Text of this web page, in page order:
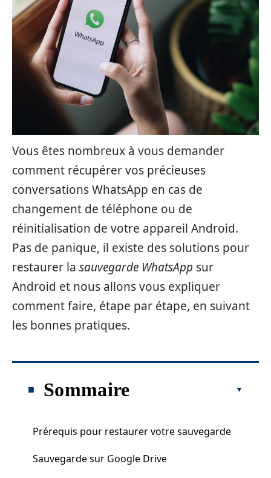
Vous êtes nombreux à vous demander
comment récupérer vos précieuses
conversations WhatsApp en cas de
changement de téléphone ou de
réinitialisation de votre appareil Android.
Pas de panique, il existe des solutions pour
restaurer la sauvegarde WhatsApp sur
Android et nous allons vous expliquer
comment faire, étape par étape, en suivant
les bonnes pratiques.
Sommaire
Prérequis pour restaurer votre sauvegarde
Sauvegarde sur Google Drive